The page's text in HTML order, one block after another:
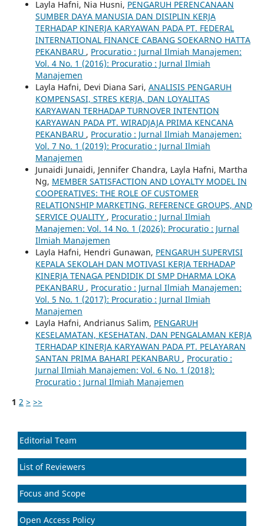
Layla Hafni, Nia Husni, PENGARUH PERENCANAAN
SUMBER DAYA MANUSIA DAN DISIPLIN KERJA
TERHADAP KINERJA KARYAWAN PADA PT. FEDERAL
INTERNATIONAL FINANCE CABANG SOEKARNO HATTA
PEKANBARU , Procuratio : Jurnal Ilmiah Manajemen:
Vol. 4 No. 1 (2016): Procuratio : Jurnal Ilmiah
Manajemen
Layla Hafni, Devi Diana Sari, ANALISIS PENGARUH
KOMPENSASI, STRES KERJA, DAN LOYALITAS
KARYAWAN TERHADAP TURNOVER INTENTION
KARYAWAN PADA PT. WIRADJAJA PRIMA KENCANA
PEKANBARU , Procuratio : Jurnal Ilmiah Manajemen:
Vol. 7 No. 1 (2019): Procuratio : Jurnal Ilmiah
Manajemen
Junaidi Junaidi, Jennifer Chandra, Layla Hafni, Martha
Ng, MEMBER SATISFACTION AND LOYALTY MODEL IN
COOPERATIVES: THE ROLE OF CUSTOMER
RELATIONSHIP MARKETING, REFERENCE GROUPS, AND
SERVICE QUALITY , Procuratio : Jurnal Ilmiah
Manajemen: Vol. 14 No. 1 (2026): Procuratio : Jurnal
Ilmiah Manajemen
Layla Hafni, Hendri Gunawan, PENGARUH SUPERVISI
KEPALA SEKOLAH DAN MOTIVASI KERJA TERHADAP
KINERJA TENAGA PENDIDIK DI SMP DHARMA LOKA
PEKANBARU , Procuratio : Jurnal Ilmiah Manajemen:
Vol. 5 No. 1 (2017): Procuratio : Jurnal Ilmiah
Manajemen
Layla Hafni, Andrianus Salim, PENGARUH
KESELAMATAN, KESEHATAN, DAN PENGALAMAN KERJA
TERHADAP KINERJA KARYAWAN PADA PT. PELAYARAN
SANTAN PRIMA BAHARI PEKANBARU , Procuratio :
Jurnal Ilmiah Manajemen: Vol. 6 No. 1 (2018):
Procuratio : Jurnal Ilmiah Manajemen
1 2 > >>
Editorial Team
List of Reviewers
Focus and Scope
Open Access Policy